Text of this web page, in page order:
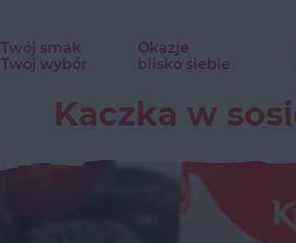
Twój smak
Twój wybór
Okazje
blisko siebie
Kaczka w